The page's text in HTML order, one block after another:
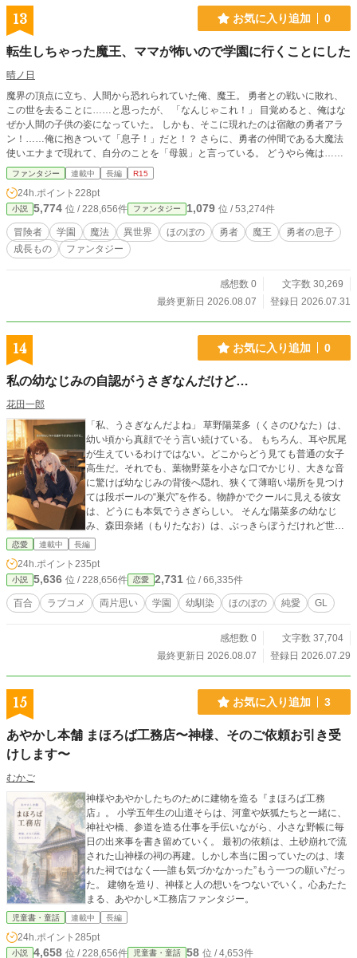
13 お気に入り追加 0
転生しちゃった魔王、ママが怖いので学園に行くことにした
晴ノ日
魔界の頂点に立ち、人間から恐れられていた俺、魔王。 勇者との戦いに敗れ、
この世を去ることに……と思ったが、 「なんじゃこれ！」 目覚めると、俺はな
ぜか人間の子供の姿になっていた。 しかも、そこに現れたのは宿敵の勇者アラ
ン！……俺に抱きついて「息子！」だと！？ さらに、勇者の仲間である大魔法
使いエナまで現れて、自分のことを「母親」と言っている。 どうやら俺は……
宿敵・勇者の息子に転生してしまったらしい。 最強魔王が、よりによって勇者
の家族の一員に？ 嘘だ！嘘だ！嘘だ！嘘だ！嘘だ！
ファンタジー 連載中 長編 R15
24h.ポイント 228pt
小説 5,774 位 / 228,656件 ファンタジー 1,079 位 / 53,274件
冒険者 学園 魔法 異世界 ほのぼの 勇者 魔王
勇者の息子
成長もの
ファンタジー
感想数 0
文字数 30,269
最終更新日 2026.08.07
登録日 2026.07.31
14 お気に入り追加 0
私の幼なじみの自認がうさぎなんだけど…
花田一郎
「私、うさぎなんだよね」 草野陽菜多（くさのひなた）は、
幼い頃から真顔でそう言い続けている。 もちろん、耳や尻尾
が生えているわけではない。どこからどう見ても普通の女子
高生だ。それでも、葉物野菜を小さな口でかじり、大きな音
に驚けば幼なじみの背後へ隠れ、狭くて薄暗い場所を見つけ
ては段ボールの“巣穴”を作る。物静かでクールに見える彼女
は、どうにも本気でうさぎらしい。 そんな陽菜多の幼なじ
み、森田奈緒（もりたなお）は、ぶっきらぼうだけれど世話
焼きな少女。毎朝起こしに行き、お弁当を用意し、人見知り
れるたびに否定するものの、陽菜多を放っておけないのには
理由があった。 奈緒にとって陽菜多は、ずっと忘れられない
初恋の相手なのだ。 一方の陽菜多も、「うさぎは寂しいと死
んじゃうから、一生面倒を見てね」と奈緒に甘え、彼女の隣
幼なじみのままなのか。それとも、とっくに別の名前へ変わ
善意で突っ走る教師まで巻き込み、なぜか「生物進化研究
会」という怪しい同好会へ発展していく。 真顔で繰り出され
るうさぎ理論。カニこそ進化の究極形態だと訴える友人。
次々と増える巣穴に、常識人のはずなのに誰より深く巻き込
彼女に支えられていたことに気づき始める。 誰にだって、疲
れたときに帰れる巣穴が必要だ。 これは、自認がうさぎの少
女と、その飼育係を否定しきれない幼なじみが、笑って、寄
り添って、互いの帰る場所になっていくまでの百合ラブコ
メ。 ※この小説はカクヨムと小説家になろうにも掲載中で
す。
恋愛 連載中 長編
24h.ポイント 235pt
小説 5,636 位 / 228,656件 恋愛 2,731 位 / 66,335件
百合 ラブコメ 両片思い 学園 幼馴染 ほのぼの 純愛 GL
感想数 0
文字数 37,704
最終更新日 2026.08.07
登録日 2026.07.29
15 お気に入り追加 3
あやかし本舗 まほろば工務店〜神様、そのご依頼お引き受
けします〜
むかご
神様やあやかしたちのために建物を造る『まほろば工務
店』。 小学五年生の山道そらは、河童や妖狐たちと一緒に、
神社や橋、参道を造る仕事を手伝いながら、小さな野帳に毎
日の出来事を書き留めていく。 最初の依頼は、土砂崩れで流
された山神様の祠の再建。しかし本当に困っていたのは、壊
れた祠ではなく──誰も気づかなかった”もう一つの願い”だっ
た。 建物を造り、神様と人の想いをつないでいく。心あたた
まる、あやかし×工務店ファンタジー。
児童書・童話 連載中 長編
24h.ポイント 285pt
小説 4,658 位 / 228,656件 児童書・童話 58 位 / 4,653件